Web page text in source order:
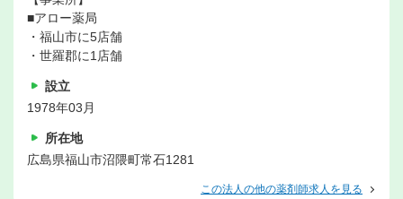
■アロー薬局
・福山市に5店舗
・世羅郡に1店舗
設立
1978年03月
所在地
広島県福山市沼隈町常石1281
この法人の他の薬剤師求人を見る